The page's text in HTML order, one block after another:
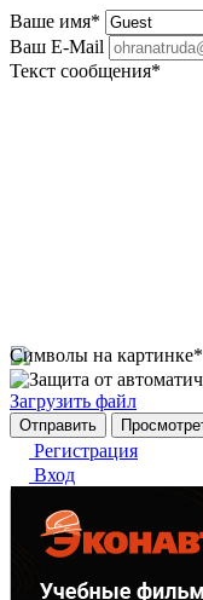
Ваше имя*
Ваш E-Mail
Текст сообщения*
Символы на картинке*
Загрузить файл
Регистрация
Вход